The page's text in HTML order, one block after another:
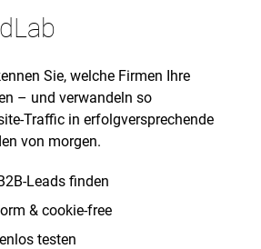
Sie, welche Firmen Ihre
– und verwandeln so
Traffic in erfolgversprechende
von morgen.
Leads finden
& cookie-free
testen